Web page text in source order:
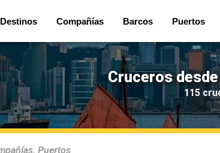
Destinos Compañías Barcos Puertos
Cruceros
115